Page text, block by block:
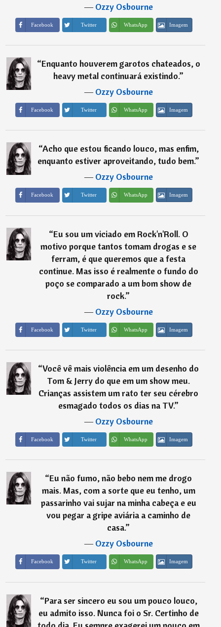
―Ozzy Osbourne
Facebook Twitter WhatsApp Imagem
“Enquanto houverem garotos chateados, o
heavy metal continuará existindo.”
―Ozzy Osbourne
Facebook Twitter WhatsApp Imagem
“Acho que estou ficando louco, mas enfim,
enquanto estiver aproveitando, tudo bem.”
―Ozzy Osbourne
Facebook Twitter WhatsApp Imagem
“Eu sou um viciado em Rock'n'Roll. O
motivo porque tantos tomam drogas e se
ferram, é que queremos que a festa
continue. Mas isso é realmente o fundo do
poço se comparado a um bom show de
rock.”
―Ozzy Osbourne
Facebook Twitter WhatsApp Imagem
“Você vê mais violência em um desenho do
Tom & Jerry do que em um show meu.
Crianças assistem um rato ter seu cérebro
esmagado todos os dias na TV.”
―Ozzy Osbourne
Facebook Twitter WhatsApp Imagem
“Eu não fumo, não bebo nem me drogo
mais. Mas, com a sorte que eu tenho, um
passarinho vai sujar na minha cabeça e eu
vou pegar a gripe aviária a caminho de
casa.”
―Ozzy Osbourne
Facebook Twitter WhatsApp Imagem
“Para ser sincero eu sou um pouco louco,
eu admito isso. Nunca foi o Sr. Certinho de